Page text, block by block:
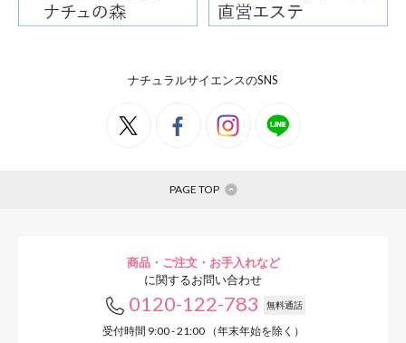
ナチュラルサイエンスのSNS
PAGE TOP
商品・ご注文・お手入れなど
に関するお問い合わせ
0120-122-783 無料通話
受付時間 9:00 - 21:00 （年末年始を除く）